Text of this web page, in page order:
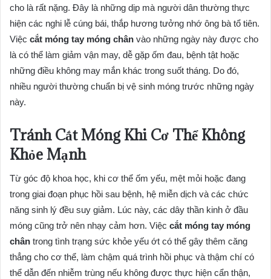
cho là rất nặng. Đây là những dịp mà người dân thường thực
hiện các nghi lễ cúng bái, thắp hương tưởng nhớ ông bà tổ tiên.
Việc cắt móng tay móng chân vào những ngày này được cho
là có thể làm giảm vận may, dễ gặp ốm đau, bệnh tật hoặc
những điều không may mắn khác trong suốt tháng. Do đó,
nhiều người thường chuẩn bị vệ sinh móng trước những ngày
này.
Tránh Cắt Móng Khi Cơ Thể Không
Khỏe Mạnh
Từ góc độ khoa học, khi cơ thể ốm yếu, mệt mỏi hoặc đang
trong giai đoạn phục hồi sau bệnh, hệ miễn dịch và các chức
năng sinh lý đều suy giảm. Lúc này, các dây thần kinh ở đầu
móng cũng trở nên nhạy cảm hơn. Việc cắt móng tay móng
chân trong tình trạng sức khỏe yếu ớt có thể gây thêm căng
thẳng cho cơ thể, làm chậm quá trình hồi phục và thậm chí có
thể dẫn đến nhiễm trùng nếu không được thực hiện cẩn thận,